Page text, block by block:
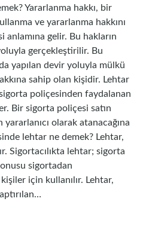
Yararlanma hakkı, bir
ve yararlanma hakkını
anlamına gelir. Bu hakların
gerçekleştirilir. Bu
yapılan devir yoluyla mülkü
sahip olan kişidir. Lehtar
poliçesinden faydalanan
Bir sigorta poliçesi satın
olarak atanacağına
lehtar ne demek? Lehtar,
Sigortacılıkta lehtar; sigorta
sigortadan
için kullanılır. Lehtar,